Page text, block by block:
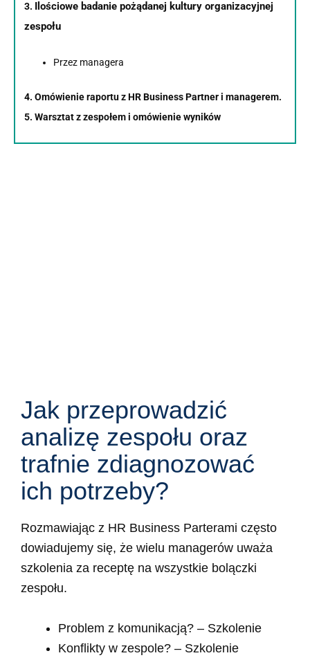
3. Ilościowe badanie pożądanej kultury organizacyjnej
zespołu
Przez managera
4. Omówienie raportu z HR Business Partner i managerem.
5. Warsztat z zespołem i omówienie wyników
Jak przeprowadzić
analizę zespołu oraz
trafnie zdiagnozować
ich potrzeby?
Rozmawiając z HR Business Parterami często
dowiadujemy się, że wielu managerów uważa
szkolenia za receptę na wszystkie bolączki
zespołu.
Problem z komunikacją? – Szkolenie
Konflikty w zespole? – Szkolenie